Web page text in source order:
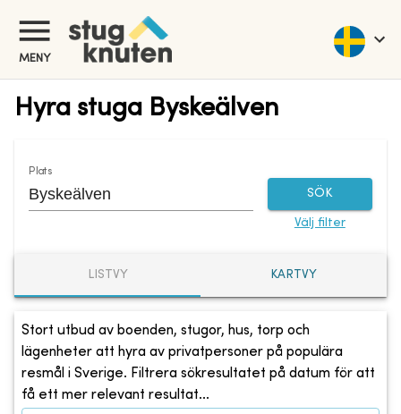
MENY
Hyra stuga Byskeälven
Plats
SÖK
Välj filter
LISTVY KARTVY
Stort utbud av boenden, stugor, hus, torp och
lägenheter att hyra av privatpersoner på populära
resmål i Sverige. Filtrera sökresultatet på datum för att
få ett mer relevant resultat...